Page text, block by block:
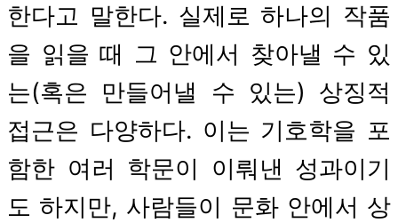
한다고 말한다. 실제로 하나의 작품
을 읽을 때 그 안에서 찾아낼 수 있
는(혹은 만들어낼 수 있는) 상징적
접근은 다양하다. 이는 기호학을 포
함한 여러 학문이 이뤄낸 성과이기
도 하지만, 사람들이 문화 안에서 상